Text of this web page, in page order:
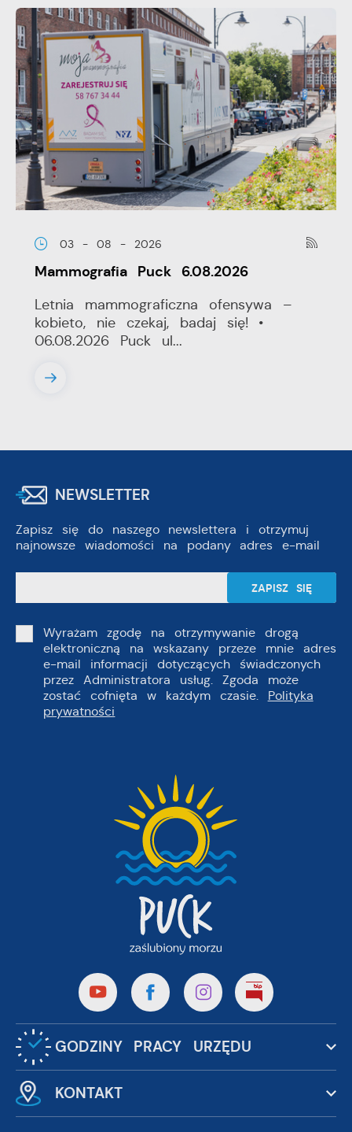
03 - 08 - 2026
Mammografia Puck 6.08.2026
Letnia mammograficzna ofensywa –
kobieto, nie czekaj, badaj się! •
06.08.2026 Puck ul...
NEWSLETTER
Zapisz się do naszego newslettera i otrzymuj
najnowsze wiadomości na podany adres e-mail
Wyrażam zgodę na otrzymywanie drogą
elektroniczną na wskazany przeze mnie adres
e-mail informacji dotyczących świadczonych
przez Administratora usług. Zgoda może
zostać cofnięta w każdym czasie. Polityka
prywatności
GODZINY PRACY URZĘDU
KONTAKT